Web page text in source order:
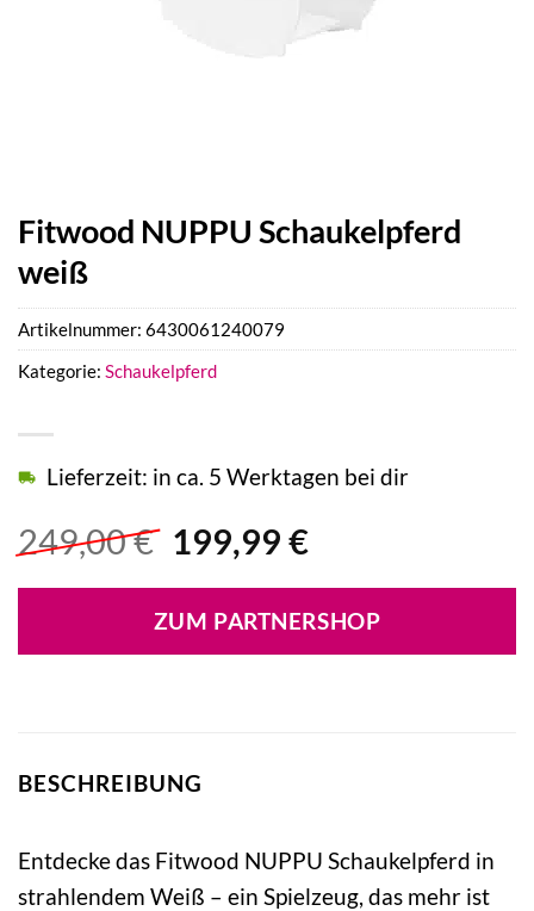
Fitwood NUPPU Schaukelpferd
weiß
249,00€ Ursprünglicher
war:
249,00 €
199,99 €Aktueller
ist:
199,99 €.
Lieferzeit: in ca. 5 Werktagen bei dir
ZUM PARTNERSHOP
Artikelnummer: 6430061240079
Kategorie: Schaukelpferd
BESCHREIBUNG
Entdecke das Fitwood NUPPU Schaukelpferd in
strahlendem Weiß – ein Spielzeug, das mehr ist